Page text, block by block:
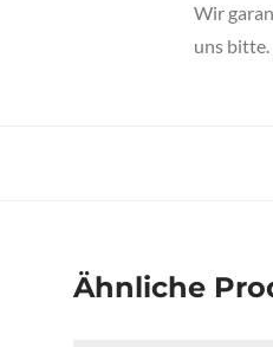
Wir
uns bitte.
Ähnliche